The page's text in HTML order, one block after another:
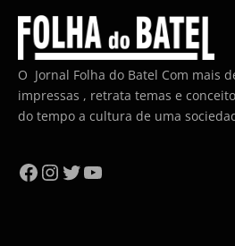
O Jornal Folha do Batel Com mais
impressas , retrata temas e
do tempo a cultura de uma
Facebook
Instagram
Twitter
YouTube